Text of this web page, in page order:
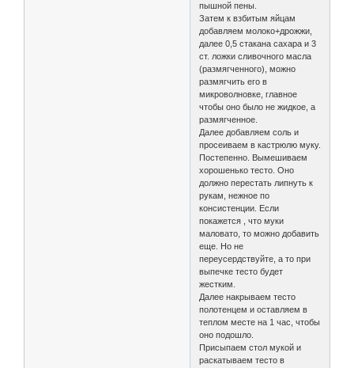
пышной пены.
Затем к взбитым яйцам
добавляем молоко+дрожжи,
далее 0,5 стакана сахара и 3
ст. ложки сливочного масла
(размягченного), можно
размягчить его в
микроволновке, главное
чтобы оно было не жидкое, а
размягченное.
Далее добавляем соль и
просеиваем в кастрюлю муку.
Постепенно. Вымешиваем
хорошенько тесто. Оно
должно перестать липнуть к
рукам, нежное по
консистенции. Если
покажется , что муки
маловато, то можно добавить
еще. Но не
переусердствуйте, а то при
выпечке тесто будет
жестким.
Далее накрываем тесто
полотенцем и оставляем в
теплом месте на 1 час, чтобы
оно подошло.
Присыпаем стол мукой и
раскатываем тесто в